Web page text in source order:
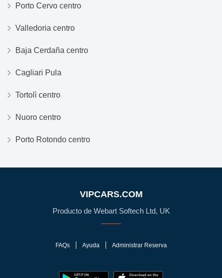
Porto Cervo centro
Valledoria centro
Baja Cerdaña centro
Cagliari Pula
Tortolì centro
Nuoro centro
Porto Rotondo centro
VIPCARS.COM
Producto de Webart Softech Ltd, UK
FAQs Ayuda Administrar Reserva